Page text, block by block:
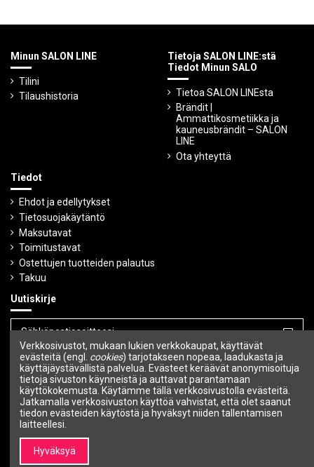
Minun SALON LINE
Tilini
Tilaushistoria
Tietoja SALON LINE:stä
Tiedot Minun SALO
Tietoa SALON LINEsta
Brändit |
Ammattikosmetiikka ja
kauneusbrändit – SALON
LINE
Ota yhteyttä
Tiedot
Ehdot ja edellytykset
Tietosuojakäytäntö
Maksutavat
Toimitustavat
Ostettujen tuotteiden palautus
Takuu
Uutiskirje
Voit peruuttaa tilauksen milloin tahansa.
Seuraa meitä
Verkkosivustot, mukaan lukien verkkokaupat, käyttävät
evästeitä (engl. cookies) tarjotakseen nopeaa, laadukasta ja
käyttäjäystävällistä palvelua. Evästeet keräävät anonymisoituja
tietoja sivuston käynneistä ja auttavat parantamaan
käyttökokemusta. Käytämme tällä verkkosivustolla evästeitä.
Jatkamalla verkkosivuston käyttöä vahvistat, että olet saanut
tiedon evästeiden käytöstä ja hyväksyt niiden tallentamisen
laitteellesi.
Hyväksyä